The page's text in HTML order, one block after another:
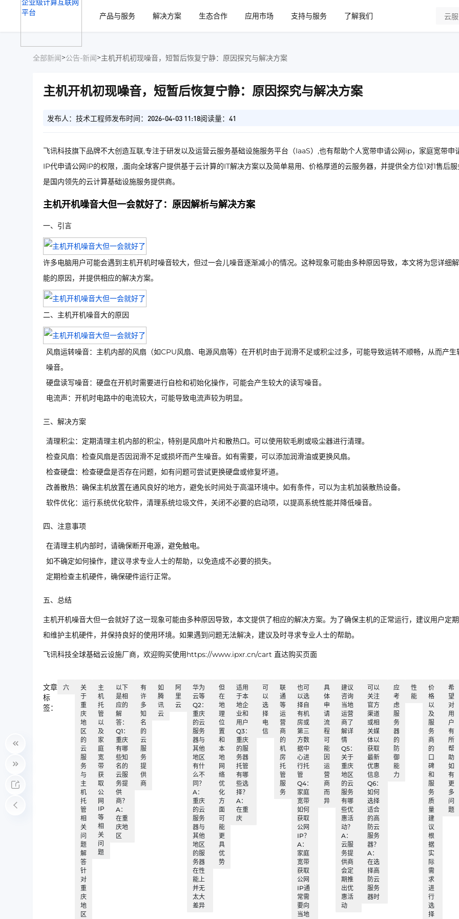
产品与服务
解决方案 生态合作 应用市场 支持与服务 了解我们
全部新闻>公告-新闻>主机开机初现噪音，短暂后恢复宁静：原因探究与解决方案
主机开机初现噪音，短暂后恢复宁静：原因探究与解决方案
发布人：技术工程师发布时间：2026-04-03 11:18阅读量：41
飞讯科技旗下品牌不大创造互联,专注于研发以及运营云服务基础设施服务平台（IaaS）,也有帮助个人宽带申请公网ip，家庭宽带申
IP代申请公网IP的权限，,面向全球客户提供基于云计算的IT解决方案以及简单易用、价格厚道的云服务器，并提供全方位1对1售后
是国内领先的云计算基础设施服务提供商。
主机开机噪音大但一会就好了：原因解析与解决方案
一、引言
许多电脑用户可能会遇到主机开机时噪音较大，但过一会儿噪音逐渐减小的情况。这种现象可能由多种原因导致，本文将为您详细
能的原因，并提供相应的解决方案。
二、主机开机噪音大的原因
风扇运转噪音：主机内部的风扇（如CPU风扇、电源风扇等）在开机时由于润滑不足或积尘过多，可能导致运转不顺畅，从而产生
噪音。
硬盘读写噪音：硬盘在开机时需要进行自检和初始化操作，可能会产生较大的读写噪音。
电流声：开机时电路中的电流较大，可能导致电流声较为明显。
三、解决方案
清理积尘：定期清理主机内部的积尘，特别是风扇叶片和散热口。可以使用软毛刷或吸尘器进行清理。
检查风扇：检查风扇是否因润滑不足或损坏而产生噪音。如有需要，可以添加润滑油或更换风扇。
检查硬盘：检查硬盘是否存在问题，如有问题可尝试更换硬盘或修复坏道。
改善散热：确保主机放置在通风良好的地方，避免长时间处于高温环境中。如有条件，可以为主机加装散热设备。
软件优化：运行系统优化软件，清理系统垃圾文件，关闭不必要的启动项，以提高系统性能并降低噪音。
四、注意事项
在清理主机内部时，请确保断开电源，避免触电。
如不确定如何操作，建议寻求专业人士的帮助，以免造成不必要的损失。
定期检查主机硬件，确保硬件运行正常。
五、总结
主机开机噪音大但一会就好了这一现象可能由多种原因导致，本文提供了相应的解决方案。为了确保主机的正常运行，建议用户定
和维护主机硬件，并保持良好的使用环境。如果遇到问题无法解决，建议及时寻求专业人士的帮助。
飞讯科技全球基础云设施厂商，欢迎购买使用https://www.ipxr.cn/cart 直达购买页面
文章
标
签：
六
关
于
重
庆
地
区
的
云
服
务
与
主
机
托
管
相
关
问
题
解
答
针
对
重
庆
地
区
主
机
托
管
以
及
家
庭
宽
带
获
取
公
网
IP
等
相
关
问
题
以下
是相
应的
解
答：
Q1：
重庆
有哪
些知
名的
云服
务提
供
商？
A：
在重
庆地
区
有
许
多
知
名
的
云
服
务
提
供
商
如
腾
讯
云
阿
里
云
华为
云等
Q2：
重庆
的云
服务
器与
其他
地区
有什
么不
同？
A：
重庆
的云
服务
器与
其他
地区
的服
务器
在性
能上
并无
太大
差异
但
在
地
理
位
置
和
本
地
网
络
优
化
方
面
可
能
更
具
优
势
适用
于本
地企
业和
用户
Q3：
重庆
的服
务器
托管
有哪
些选
择？
A：
在重
庆
可
以
选
择
电
信
联
通
等
运
营
商
的
机
房
托
管
服
务
也可
以选
择自
有机
房或
第三
方数
据中
心进
行托
管
Q4：
家庭
宽带
如何
获取
公网
IP？
A：
家庭
宽带
获取
公网
IP通
常需
要向
当地
具
体
申
请
流
程
可
能
因
运
营
商
而
异
建议
咨询
当地
运营
商了
解详
情
Q5：
关于
重庆
地区
的云
服务
有哪
些优
惠活
动？
A：
云服
务提
供商
会定
期推
出优
惠活
动
可以
关注
官方
渠道
或相
关媒
体以
获取
最新
优惠
信息
Q6：
如何
选择
适合
的高
防云
服务
器？
A：
在选
择高
防云
服务
器时
应
考
虑
服
务
器
的
防
御
能
力
性
能
价
格
以
及
服
务
商
的
口
碑
和
服
务
质
量
建
议
根
据
实
际
需
求
进
行
选
择
希
望
对
用
户
有
所
帮
助
如
有
更
多
问
题